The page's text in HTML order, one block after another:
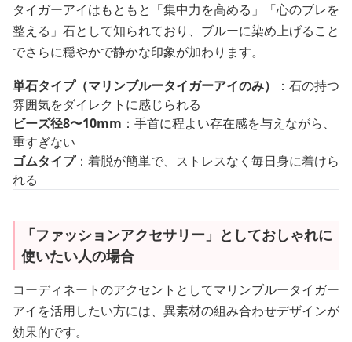
タイガーアイはもともと「集中力を高める」「心のブレを
整える」石として知られており、ブルーに染め上げること
でさらに穏やかで静かな印象が加わります。
単石タイプ（マリンブルータイガーアイのみ）
：石の持つ
雰囲気をダイレクトに感じられる
ビーズ径8〜10mm ：手首に程よい存在感を与えながら、
重すぎない
ゴムタイプ：着脱が簡単で、ストレスなく毎日身に着けら
れる
「ファッションアクセサリー」としておしゃれに
使いたい人の場合
コーディネートのアクセントとしてマリンブルータイガー
アイを活用したい方には、異素材の組み合わせデザインが
効果的です。